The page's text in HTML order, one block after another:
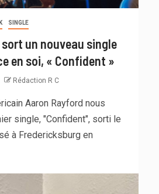
SINGLE
un nouveau single
en soi, « Confident »
Rédaction R C
Aaron Rayford nous
single, "Confident", sorti le
à Fredericksburg en